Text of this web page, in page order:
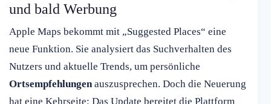
und bald Werbung
Apple Maps bekommt mit „Suggested Places“ eine
neue Funktion. Sie analysiert das Suchverhalten des
Nutzers und aktuelle Trends, um persönliche
Ortsempfehlungenauszusprechen. Doch die Neuerung
hat eine Kehrseite: Das Update bereitet die Plattform